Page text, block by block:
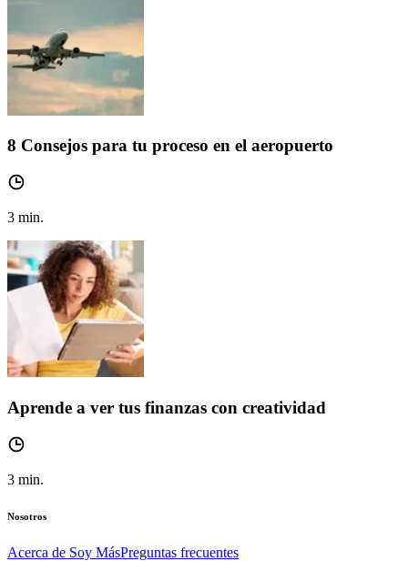
8 Consejos para tu proceso en el aeropuerto
3 min.
Aprende a ver tus finanzas con creatividad
3 min.
Nosotros
Acerca de Soy MásPreguntas frecuentes